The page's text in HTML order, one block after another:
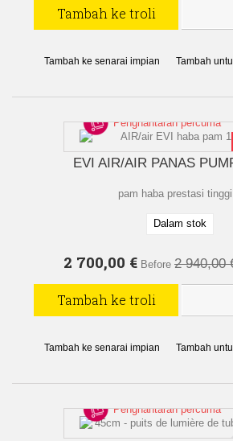
Tambah ke troli
Tambah ke senarai impian Tambah
Penghantaran percuma
EVI AIR/AIR PANAS
pam haba prestasi
Dalam stok
2 700,00 € Before 2 940,00
Tambah ke troli
Tambah ke senarai impian Tambah
Penghantaran percuma